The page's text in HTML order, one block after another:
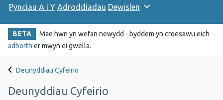
Pynciau A i Y Adroddiadau Dewislen
BETA
Mae hwn yn wefan newydd - byddem yn croesawu eich
adborth er mwyn ei gwella.
Deunyddiau Cyfeirio
Deunyddiau Cyfeirio